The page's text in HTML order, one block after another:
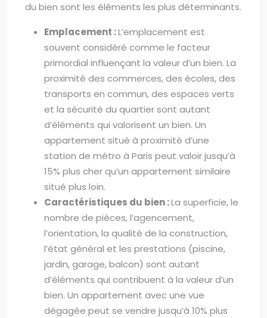
du bien sont les éléments les plus déterminants.
Emplacement :L’emplacement est
souvent considéré comme le facteur
primordial influençant la valeur d’un bien. La
proximité des commerces, des écoles, des
transports en commun, des espaces verts
et la sécurité du quartier sont autant
d’éléments qui valorisent un bien. Un
appartement situé à proximité d’une
station de métro à Paris peut valoir jusqu’à
15% plus cher qu’un appartement similaire
situé plus loin.
Caractéristiques du bien :La superficie, le
nombre de pièces, l’agencement,
l’orientation, la qualité de la construction,
l’état général et les prestations (piscine,
jardin, garage, balcon) sont autant
d’éléments qui contribuent à la valeur d’un
bien. Un appartement avec une vue
dégagée peut se vendre jusqu’à 10% plus